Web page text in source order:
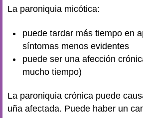
La paroniquia micótica:
puede tardar más tiempo en
síntomas menos evidentes
puede ser una afección
mucho tiempo)
La paroniquia crónica puede
uña afectada. Puede haber un